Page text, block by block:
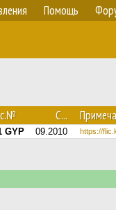
Помощь
С...
GYP 09.2010 https://